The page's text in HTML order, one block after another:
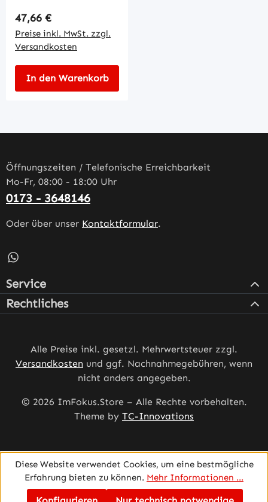
Regulärer Preis:
47,66 €
Preise inkl. MwSt. zzgl.
Versandkosten
In den Warenkorb
Öffnungszeiten / Telefonische Erreichbarkeit
Mo-Fr, 08:00 - 18:00 Uhr
0173 - 3648146
Oder über unser Kontaktformular.
Schreib uns auf WhatsApp – öffnet in neuem Tab
Service
Rechtliches
Alle Preise inkl. gesetzl. Mehrwertsteuer zzgl.
Versandkosten und ggf. Nachnahmegebühren, wenn
nicht anders angegeben.
© 2026 ImFokus.Store – Alle Rechte vorbehalten.
Theme by TC-Innovations
Diese Website verwendet Cookies, um eine bestmögliche
Erfahrung bieten zu können. Mehr Informationen ...